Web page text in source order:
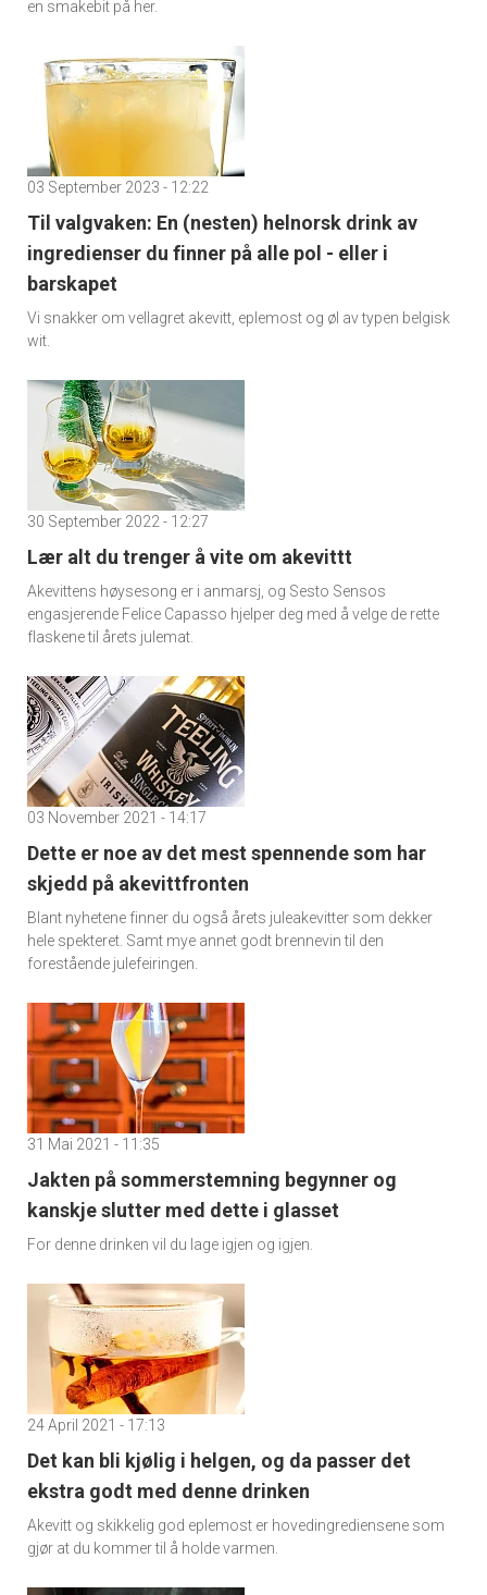
en smakebit på her.
03 September 2023 - 12:22
Til valgvaken: En (nesten) helnorsk drink av
ingredienser du finner på alle pol - eller i
barskapet
Vi snakker om vellagret akevitt, eplemost og øl av typen belgisk
wit.
30 September 2022 - 12:27
Lær alt du trenger å vite om akevittt
Akevittens høysesong er i anmarsj, og Sesto Sensos
engasjerende Felice Capasso hjelper deg med å velge de rette
flaskene til årets julemat.
03 November 2021 - 14:17
Dette er noe av det mest spennende som har
skjedd på akevittfronten
Blant nyhetene finner du også årets juleakevitter som dekker
hele spekteret. Samt mye annet godt brennevin til den
forestående julefeiringen.
31 Mai 2021 - 11:35
Jakten på sommerstemning begynner og
kanskje slutter med dette i glasset
For denne drinken vil du lage igjen og igjen.
24 April 2021 - 17:13
Det kan bli kjølig i helgen, og da passer det
ekstra godt med denne drinken
Akevitt og skikkelig god eplemost er hovedingrediensene som
gjør at du kommer til å holde varmen.